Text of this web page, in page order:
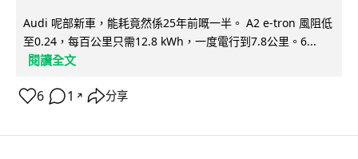
Audi 呢部新車，能耗竟然係25年前嘅一半。 A2 e-tron 風阻低
至0.24，每百公里只需12.8 kWh，一度電行到7.8公里。6...
閱讀全文
6 1 ↗ 分享